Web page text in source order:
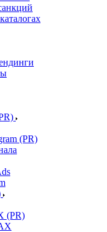
(PR)
(PR)